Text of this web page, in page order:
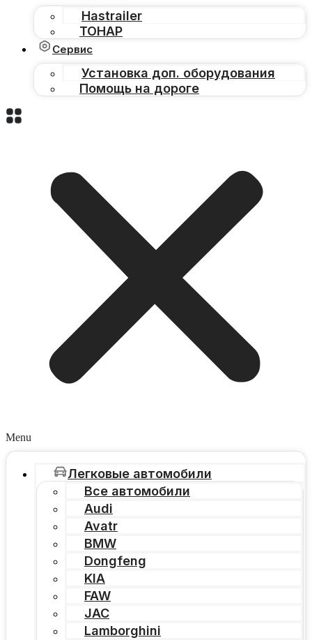
Hastrailer
ТОНАР
Сервис
Установка доп. оборудования
Помощь на дороге
Menu
Легковые автомобили
Все автомобили
Audi
Avatr
BMW
Dongfeng
KIA
FAW
JAC
Lamborghini